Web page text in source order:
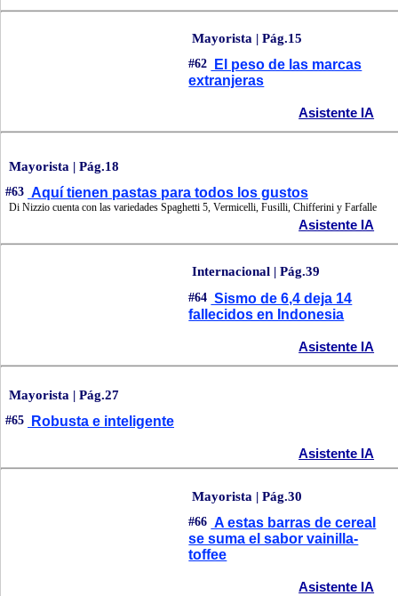
Mayorista | Pág.15
#62
El peso de las marcas
extranjeras
Asistente IA
Mayorista | Pág.18
#63 Aquí tienen pastas para todos los gustos
Di Nizzio cuenta con las variedades Spaghetti 5, Vermicelli, Fusilli, Chifferini y Farfalle
Asistente IA
Internacional | Pág.39
#64 Sismo de 6,4 deja 14
fallecidos en Indonesia
Asistente IA
Mayorista | Pág.27
#65 Robusta e inteligente
Asistente IA
Mayorista | Pág.30
#66 A estas barras de cereal
se suma el sabor vainilla-
toffee
Asistente IA